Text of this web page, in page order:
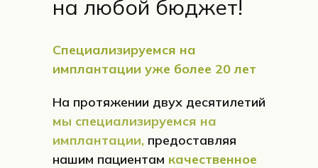
на любой бюджет!
На протяжении двух десятилетий
мы специализируемся на
имплантации, предоставляя
нашим пациентам качественное
Специализируемся на
имплантации уже более 20 лет
абатмент
циркониеваякоронка
формирователь десны
82 000 ₽
73 000 ₽
имплант